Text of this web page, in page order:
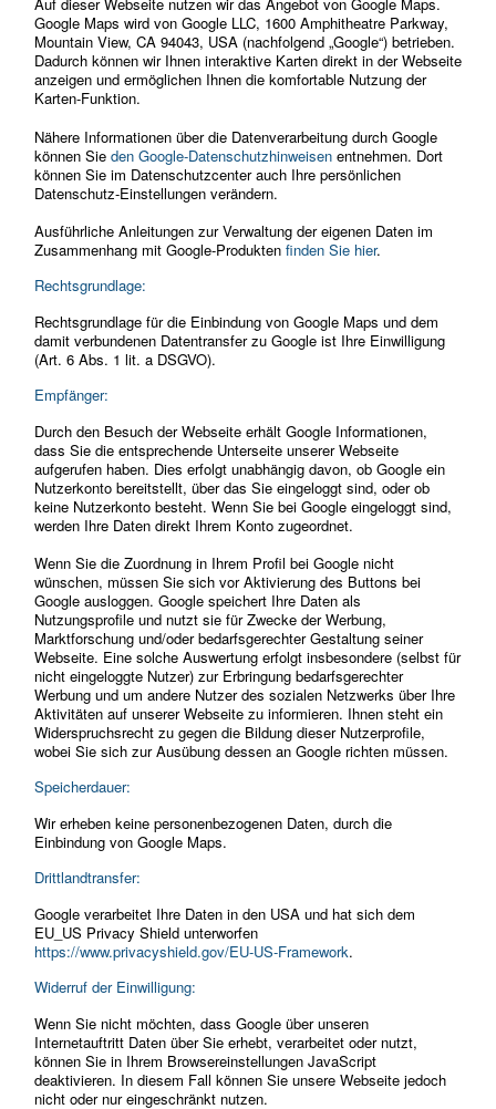
Auf dieser Webseite nutzen wir das Angebot von Google Maps.
Google Maps wird von Google LLC, 1600 Amphitheatre Parkway,
Mountain View, CA 94043, USA (nachfolgend „Google“) betrieben.
Dadurch können wir Ihnen interaktive Karten direkt in der Webseite
anzeigen und ermöglichen Ihnen die komfortable Nutzung der
Karten-Funktion.
Nähere Informationen über die Datenverarbeitung durch Google
können Sie den Google-Datenschutzhinweisenentnehmen. Dort
können Sie im Datenschutzcenter auch Ihre persönlichen
Datenschutz-Einstellungen verändern.
Ausführliche Anleitungen zur Verwaltung der eigenen Daten im
Zusammenhang mit Google-Produktenfinden Sie hier.
Rechtsgrundlage:
Rechtsgrundlage für die Einbindung von Google Maps und dem
damit verbundenen Datentransfer zu Google ist Ihre Einwilligung
(Art. 6 Abs. 1 lit. a DSGVO).
Empfänger:
Durch den Besuch der Webseite erhält Google Informationen,
dass Sie die entsprechende Unterseite unserer Webseite
aufgerufen haben. Dies erfolgt unabhängig davon, ob Google ein
Nutzerkonto bereitstellt, über das Sie eingeloggt sind, oder ob
keine Nutzerkonto besteht. Wenn Sie bei Google eingeloggt sind,
werden Ihre Daten direkt Ihrem Konto zugeordnet.
Wenn Sie die Zuordnung in Ihrem Profil bei Google nicht
wünschen, müssen Sie sich vor Aktivierung des Buttons bei
Google ausloggen. Google speichert Ihre Daten als
Nutzungsprofile und nutzt sie für Zwecke der Werbung,
Marktforschung und/oder bedarfsgerechter Gestaltung seiner
Webseite. Eine solche Auswertung erfolgt insbesondere (selbst für
nicht eingeloggte Nutzer) zur Erbringung bedarfsgerechter
Werbung und um andere Nutzer des sozialen Netzwerks über Ihre
Aktivitäten auf unserer Webseite zu informieren. Ihnen steht ein
Widerspruchsrecht zu gegen die Bildung dieser Nutzerprofile,
wobei Sie sich zur Ausübung dessen an Google richten müssen.
Speicherdauer:
Wir erheben keine personenbezogenen Daten, durch die
Einbindung von Google Maps.
Drittlandtransfer:
Google verarbeitet Ihre Daten in den USA und hat sich dem
EU_US Privacy Shield unterworfen
https://www.privacyshield.gov/EU-US-Framework.
Widerruf der Einwilligung:
Wenn Sie nicht möchten, dass Google über unseren
Internetauftritt Daten über Sie erhebt, verarbeitet oder nutzt,
können Sie in Ihrem Browsereinstellungen JavaScript
deaktivieren. In diesem Fall können Sie unsere Webseite jedoch
nicht oder nur eingeschränkt nutzen.